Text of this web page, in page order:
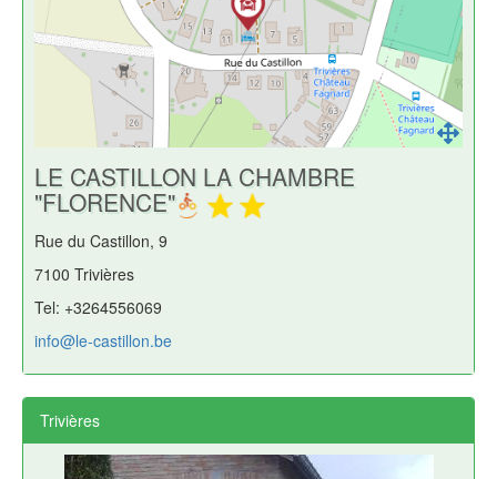
LE CASTILLON LA CHAMBRE
"FLORENCE"
Rue du Castillon, 9
7100 Trivières
Tel: +3264556069
info@le-castillon.be
Trivières